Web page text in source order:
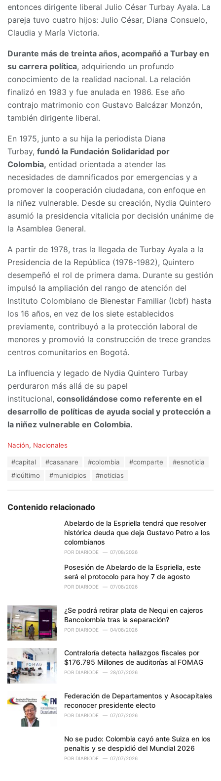
entonces dirigente liberal Julio César Turbay Ayala. La
pareja tuvo cuatro hijos: Julio César, Diana Consuelo,
Claudia y María Victoria.
Durante más de treinta años, acompañó a Turbay en
su carrera política, adquiriendo un profundo
conocimiento de la realidad nacional. La relación
finalizó en 1983 y fue anulada en 1986. Ese año
contrajo matrimonio con Gustavo Balcázar Monzón,
también dirigente liberal.
En 1975, junto a su hija la periodista Diana
Turbay, fundó la Fundación Solidaridad por
Colombia, entidad orientada a atender las
necesidades de damnificados por emergencias y a
promover la cooperación ciudadana, con enfoque en
la niñez vulnerable. Desde su creación, Nydia Quintero
asumió la presidencia vitalicia por decisión unánime de
la Asamblea General.
A partir de 1978, tras la llegada de Turbay Ayala a la
Presidencia de la República (1978-1982), Quintero
desempeñó el rol de primera dama. Durante su gestión
impulsó la ampliación del rango de atención del
Instituto Colombiano de Bienestar Familiar (Icbf) hasta
los 16 años, en vez de los siete establecidos
previamente, contribuyó a la protección laboral de
menores y promovió la construcción de trece grandes
centros comunitarios en Bogotá.
La influencia y legado de Nydia Quintero Turbay
perduraron más allá de su papel
institucional, consolidándose como referente en el
desarrollo de políticas de ayuda social y protección a
la niñez vulnerable en Colombia.
C
i
Nación, Nacionales
#capital #casanare #colombia #comparte
#esnoticia
#loúltimo
#municipios #noticias
Contenido relacionado
Abelardo de la Espriella tendrá que resolver
histórica deuda que deja Gustavo Petro a los
colombianos
POR DIARIODE 07/08/2026
Posesión de Abelardo de la Espriella, este
será el protocolo para hoy 7 de agosto
POR DIARIODE 07/08/2026
¿Se podrá retirar plata de Nequi en cajeros
Bancolombia tras la separación?
POR DIARIODE 04/08/2026
Contraloría detecta hallazgos fiscales por
$176.795 Millones de auditorías al FOMAG
POR DIARIODE 28/07/2026
Federación de Departamentos y Asocapitales
reconocer presidente electo
POR DIARIODE 07/07/2026
No se pudo: Colombia cayó ante Suiza en los
penaltis y se despidió del Mundial 2026
POR DIARIODE 07/07/2026